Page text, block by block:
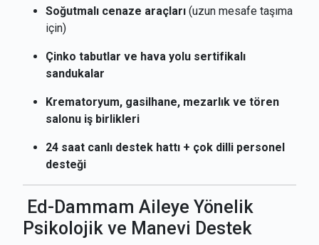
Soğutmalı cenaze araçları (uzun mesafe taşıma
için)
Çinko tabutlar ve hava yolu sertifikalı
sandukalar
Krematoryum, gasilhane, mezarlık ve tören
salonu iş birlikleri
24 saat canlı destek hattı + çok dilli personel
desteği
Ed-Dammam Aileye Yönelik
Psikolojik ve Manevi Destek